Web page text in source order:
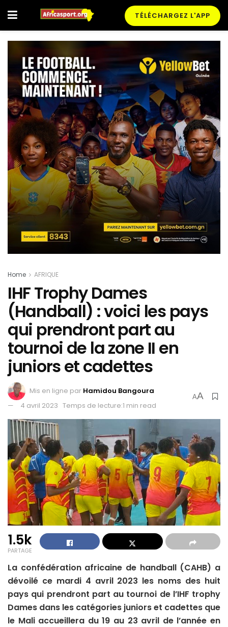
TÉLÉCHARGEZ L'APP
Home AFRIQUE
IHF Trophy Dames
(Handball) : voici les pays
qui prendront part au
tournoi de la zone II en
juniors et cadettes
Mis en ligne par Hamidou Bangoura
4 avril 2023 Temps de lecture:1 min read
AA
1.5k
PARTAGE
La confédération africaine de handball (CAHB) a
dévoilé ce mardi 4 avril 2023 les noms des huit
pays qui prendront part au tournoi de l’IHF trophy
Dames dans les catégories juniors et cadettes que
le Mali accueillera du 19 au 23 avril de l’année en